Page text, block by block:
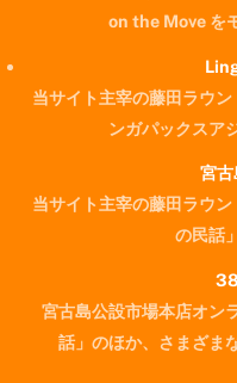
on the Move を
当サイト主宰の藤田ラウ
ンガパックスア
宮
当サイト主宰の藤田ラウ
の民話
宮古島公設市場本店オン
話」のほか、さまざま